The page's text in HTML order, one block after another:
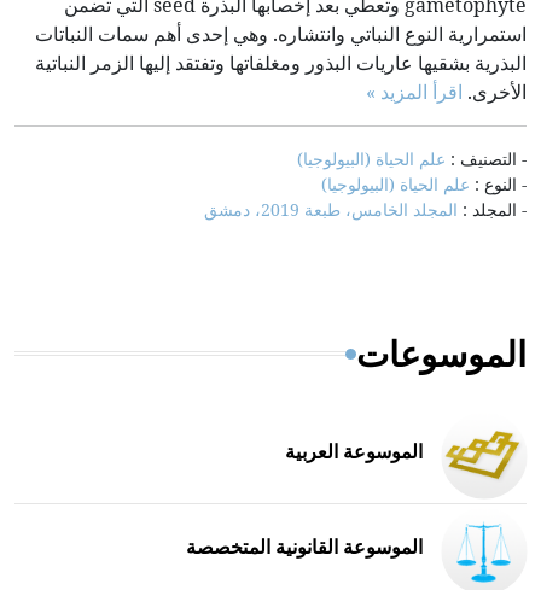
استمرارية النوع النباتي وانتشاره. وهي إحدى أهم سمات النباتات
البذرية بشقيها عاريات البذور ومغلفاتها وتفتقد إليها الزمر النباتية
الأخرى. اقرأ المزيد »
- التصنيف : علم الحياة (البيولوجيا)
- النوع : علم الحياة (البيولوجيا)
- المجلد : المجلد الخامس، طبعة 2019، دمشق
الموسوعات
الموسوعة العربية
الموسوعة القانونية المتخصصة